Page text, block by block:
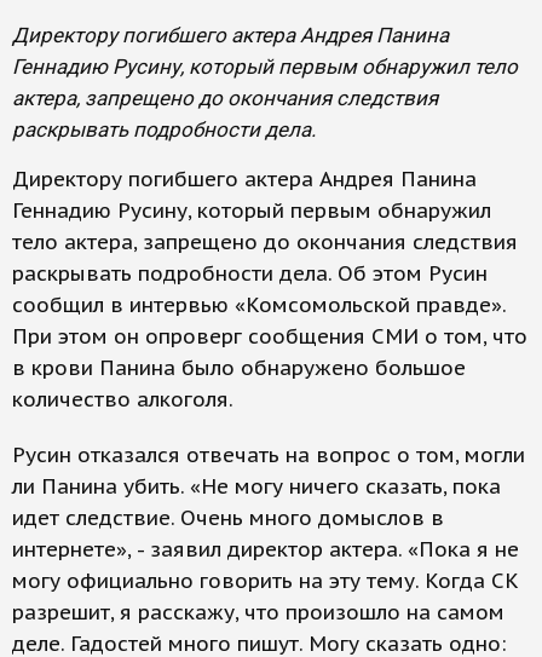
Директору погибшего актера Андрея Панина
Геннадию Русину, который первым обнаружил тело
актера, запрещено до окончания следствия
раскрывать подробности дела.
Директору погибшего актера Андрея Панина
Геннадию Русину, который первым обнаружил
тело актера, запрещено до окончания следствия
раскрывать подробности дела. Об этом Русин
сообщил в интервью «Комсомольской правде».
При этом он опроверг сообщения СМИ о том, что
в крови Панина было обнаружено большое
количество алкоголя.
Русин отказался отвечать на вопрос о том, могли
ли Панина убить. «Не могу ничего сказать, пока
идет следствие. Очень много домыслов в
интернете», - заявил директор актера. «Пока я не
могу официально говорить на эту тему. Когда СК
разрешит, я расскажу, что произошло на самом
деле. Гадостей много пишут. Могу сказать одно: